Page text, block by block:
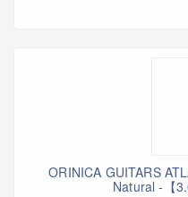
ORINICA GUITARS
Natural -【